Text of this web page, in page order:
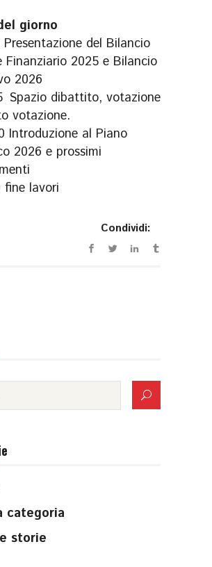
giorno
Presentazione del Bilancio
Finanziario 2025 e Bilancio
2026
Spazio dibattito, votazione
votazione.
Introduzione al Piano
2026 e prossimi
fine lavori
Condividi:
categoria
storie